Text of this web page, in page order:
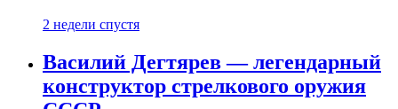
2 недели спустя
Василий Дегтярев — легендарный
конструктор стрелкового оружия